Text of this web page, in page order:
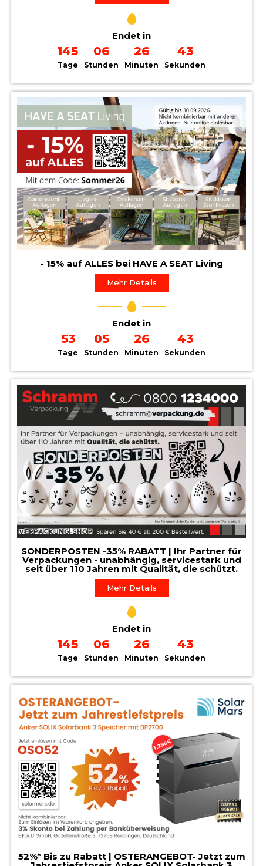
Endet in
145
Tage
06
Stunden
26
Minuten
41
Sekunden
- 15% auf ALLES bei HAVE A SEAT Living
Mehr Details
Endet in
53
Tage
05
Stunden
26
Minuten
41
Sekunden
SONDERPOSTEN -35% RABATT | Ihr Partner für
Verpackungen - unabhängig, servicestark und
seit über 110 Jahren mit Qualität, die schützt.
Mehr Details
Endet in
145
Tage
06
Stunden
26
Minuten
41
Sekunden
52%* Bis zu Rabatt | OSTERANGEBOT- Jetzt zum